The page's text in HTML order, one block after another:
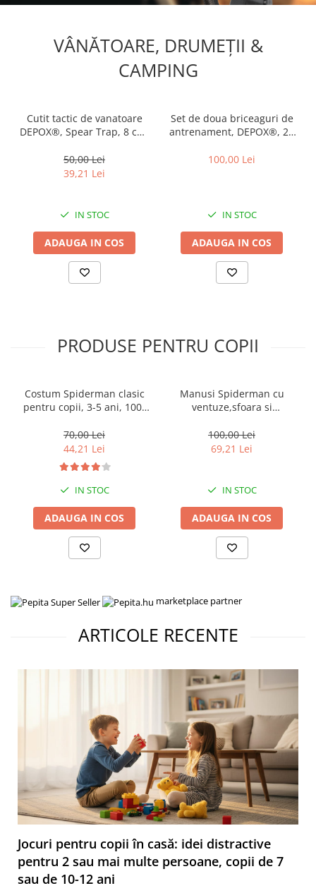
VÂNĂTOARE, DRUMEȚII &
CAMPING
Cutit tactic de vanatoare
DEPOX®, Spear Trap, 8 cm,
curea
50,00 Lei
39,21 Lei
IN STOC
ADAUGA IN COS
Set de doua briceaguri de
antrenament, DEPOX®, 22
100,00 Lei
IN STOC
ADAUGA IN COS
PRODUSE PENTRU COPII
Costum Spiderman clasic
pentru copii, 3-5 ani, 100-
70,00 Lei
44,21 Lei
IN STOC
ADAUGA IN COS
Manusi Spiderman cu
ventuze,sfoara si
100,00 Lei
69,21 Lei
IN STOC
ADAUGA IN COS
marketplace partner
ARTICOLE RECENTE
Jocuri pentru copii în casă: idei distractive
pentru 2 sau mai multe persoane, copii de 7
sau de 10-12 ani